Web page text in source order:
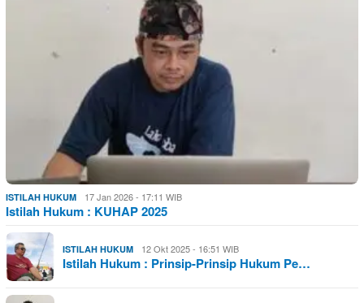
ISTILAH HUKUM 17 Jan 2026 - 17:11 WIB
Istilah Hukum : KUHAP 2025
ISTILAH HUKUM 12 Okt 2025 - 16:51 WIB
Istilah Hukum : Prinsip-Prinsip Hukum Pe…